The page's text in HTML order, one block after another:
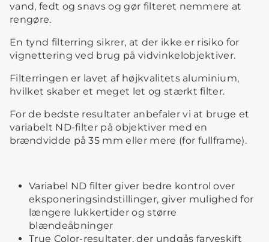
vand, fedt og snavs og gør filteret nemmere at
rengøre.
En tynd filterring sikrer, at der ikke er risiko for
vignettering ved brug på vidvinkelobjektiver.
Filterringen er lavet af højkvalitets aluminium,
hvilket skaber et meget let og stærkt filter.
For de bedste resultater anbefaler vi at bruge et
variabelt ND-filter på objektiver med en
brændvidde på 35 mm eller mere (for fullframe).
Variabel ND filter giver bedre kontrol over
eksponeringsindstillinger, giver mulighed for
længere lukkertider og større
blændeåbninger
True Color-resultater, der undgås farveskift